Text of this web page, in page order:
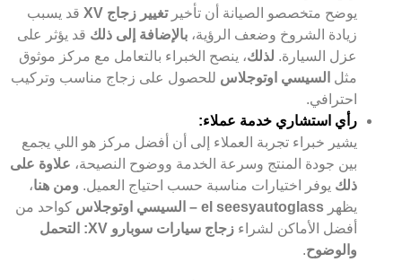
يوضح متخصصو الصيانة أن تأخير تغيير زجاج XV
قد يسبب
زيادة الشروخ وضعف الرؤية، بالإضافة إلى ذلك قد يؤثر على
عزل السيارة. لذلك، ينصح الخبراء بالتعامل مع مركز موثوق
مثل السيسي اوتوجلاس للحصول على زجاج مناسب وتركيب
احترافي.
رأي استشاري خدمة عملاء:
يشير خبراء تجربة العملاء إلى أن أفضل مركز هو اللي يجمع
بين جودة المنتج وسرعة الخدمة ووضوح النصيحة، علاوة على
ذلك يوفر اختيارات مناسبة حسب احتياج العميل. ومن هنا،
يظهر el seesyautoglass – السيسي اوتوجلاس
كواحد من
أفضل الأماكن لشراء
زجاج سيارات سوبارو XV: التحمل
والوضوح.